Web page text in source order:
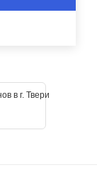
в г. Твери